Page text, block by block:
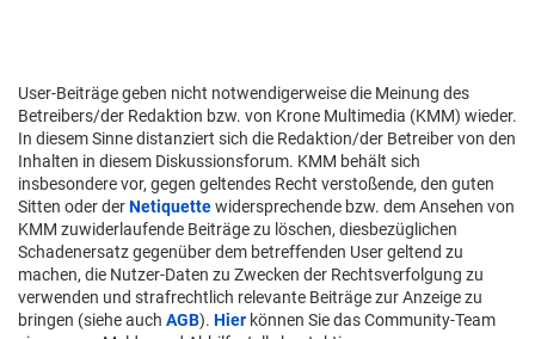
User-Beiträge geben nicht notwendigerweise die Meinung des
Betreibers/der Redaktion bzw. von Krone Multimedia (KMM) wieder.
In diesem Sinne distanziert sich die Redaktion/der Betreiber von den
Inhalten in diesem Diskussionsforum. KMM behält sich
insbesondere vor, gegen geltendes Recht verstoßende, den guten
Sitten oder derNetiquettewidersprechende bzw. dem Ansehen von
KMM zuwiderlaufende Beiträge zu löschen, diesbezüglichen
Schadenersatz gegenüber dem betreffenden User geltend zu
machen, die Nutzer-Daten zu Zwecken der Rechtsverfolgung zu
verwenden und strafrechtlich relevante Beiträge zur Anzeige zu
bringen (siehe auch AGB). Hier können Sie das Community-Team